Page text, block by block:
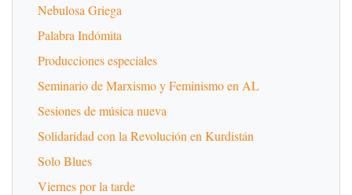
Nebulosa Griega
Palabra Indómita
Producciones especiales
Seminario de Marxismo y Feminismo en AL
Sesiones de música nueva
Solidaridad con la Revolución en Kurdistán
Solo Blues
Viernes por la tarde